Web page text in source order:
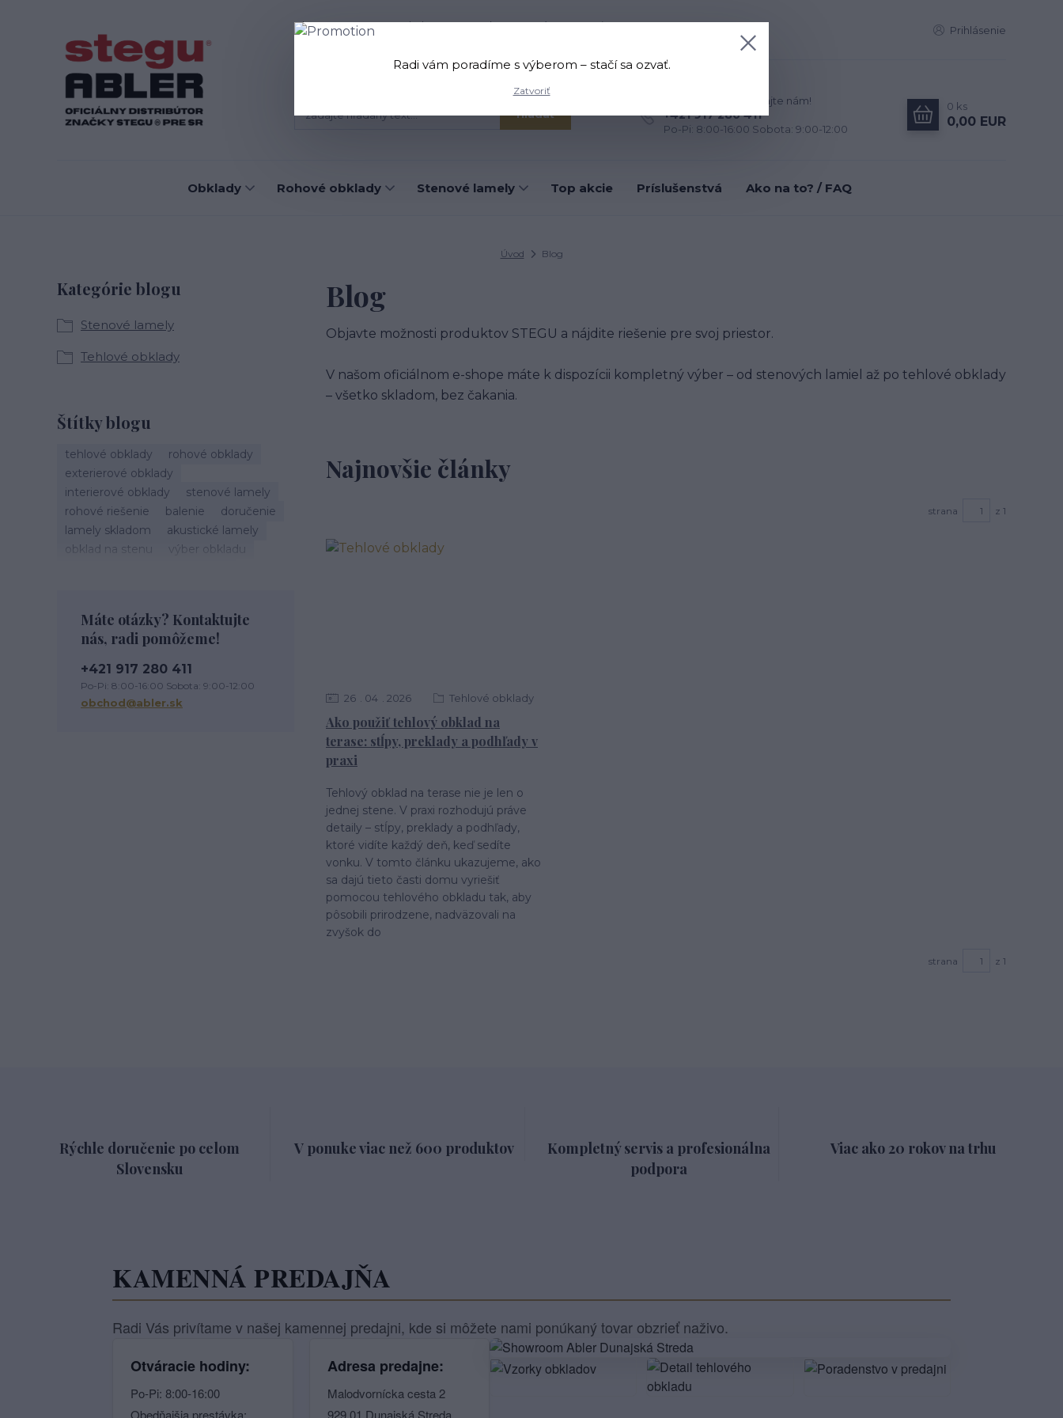
Blog Doprava a platba Kontakt O nás Viac Prihlásenie
Hľadať
Máte otázky? Zavolajte nám!
+421 917 280 411
Po-Pi: 8:00-16:00 Sobota: 9:00-12:00
0 ks
0,00 EUR
Obklady Rohové obklady Stenové lamely Top akcie Príslušenstvá Ako na to? / FAQ
Úvod Blog
Kategórie blogu
Stenové lamely
Tehlové obklady
Štítky blogu
tehlové obklady
rohové obklady
exterierové obklady
interierové obklady
stenové lamely
rohové riešenie
balenie
doručenie
lamely skladom
akustické lamely
obklad na stenu
výber obkladu
sadrové obklady
tehlové obklady exteriér
tehlové obklady na stĺpy
tehlové obklady terasa
obklad na terasu
exterierový obklad
Máte otázky? Kontaktujte
nás, radi pomôžeme!
+421 917 280 411
Po-Pi: 8:00-16:00 Sobota: 9:00-12:00
obchod@abler.sk
Blog
Objavte možnosti produktov STEGU a nájdite riešenie pre svoj priestor.
V našom oficiálnom e-shope máte k dispozícii kompletný výber – od stenových lamiel až po tehlové obklady
– všetko skladom, bez čakania.
Najnovšie články
strana z 1
Ako použiť tehlový obklad na
terase: stĺpy, preklady a podhľady v
praxi
26 04 2026 Tehlové obklady
Tehlový obklad na terase nie je len o
jednej stene. V praxi rozhodujú práve
detaily – stĺpy, preklady a podhľady,
ktoré vidíte každý deň, keď sedíte
vonku. V tomto článku ukazujeme, ako
sa dajú tieto časti domu vyriešiť
pomocou tehlového obkladu tak, aby
pôsobili prirodzene, nadväzovali na
zvyšok do
strana z 1
Rýchle doručenie po celom
Slovensku
V ponuke viac než 600 produktov
Kompletný servis a profesionálna
podpora
Viac ako 20 rokov na trhu
KAMENNÁ PREDAJŇA
Radi Vás privítame v našej kamennej predajni, kde si môžete nami ponúkaný tovar obzrieť naživo.
Otváracie hodiny:
Po-Pi: 8:00-16:00
Obedňajšia prestávka:
Adresa predajne:
Malodvornícka cesta 2
929 01 Dunajská Streda
Radi vám poradíme s výberom – stačí sa ozvať.
Zatvoriť